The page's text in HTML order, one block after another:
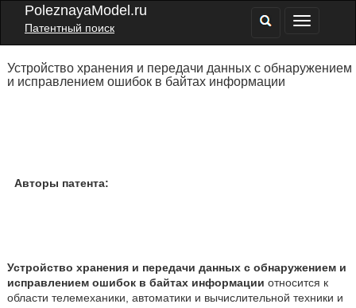
PoleznayaModel.ru
Патентный поиск
Устройство хранения и передачи данных с обнаружением
и исправлением ошибок в байтах информации
Авторы патента:
Устройство хранения и передачи данных с обнаружением и
исправлением ошибок в байтах информации относится к
области телемеханики, автоматики и вычислительной техники и